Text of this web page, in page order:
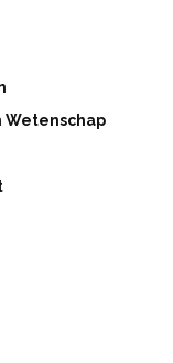
Wetenschap